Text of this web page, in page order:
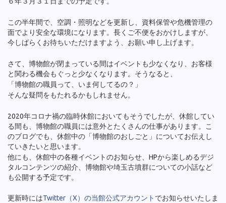
この半年間で、空調・照明などを更新し、資料保管や危機管理の
面でより安全な環境になります。長くご不便をおかけしますが、
今しばらくお待ちいただけますよう、お願い申し上げます。
さて、博物館が閉まっている間はイベントも少なくなり、お客様
と関わる機会もぐっと少なくなります。そうなると、
「博物館の職員って、いま何してるの？」
そんな疑問をもたれるかもしれません。
2020年コロナ禍の臨時休館においてもそうでしたが、休館してい
る間も、博物館の職員には意外とたくさんの仕事があります。こ
のブログでも、休館中の「博物館のおしごと」についてお伝えし
ていきたいと思います。
他にも、休館中の各種イベントのお知らせ、HPから楽しめるデジ
タルコンテンツの紹介、博物館や埼玉古墳群についての小話など
も公開する予定です。
更新時にはTwitter（X）の当館公式アカウント でお知らせいたしま